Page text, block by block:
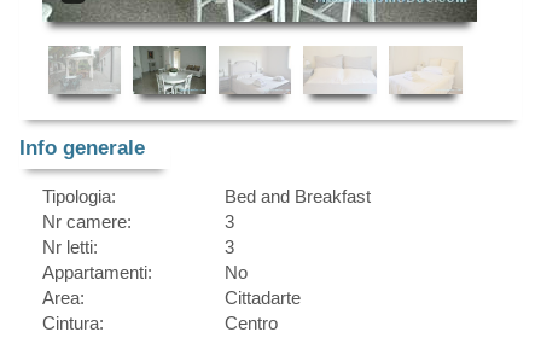
Info generale
Tipologia:
Nr camere:
Nr letti:
Appartamenti:
Area:
Cintura:
Bed and Breakfast
3
3
No
Cittadarte
Centro